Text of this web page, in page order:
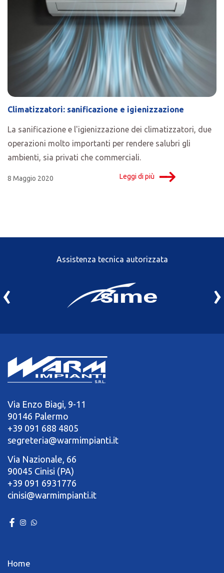
Climatizzatori: sanificazione e igienizzazione
La sanificazione e l'igienizzazione dei climatizzatori, due
operazioni molto importanti per rendere salubri gli
ambienti, sia privati che commerciali.
8 Maggio 2020 Leggi di più
Assistenza tecnica autorizzata
‹ ›
Via Enzo Biagi, 9-11
90146 Palermo
+39 091 688 4805
segreteria@warmimpianti.it
Via Nazionale, 66
90045 Cinisi (PA)
+39 091 6931776
cinisi@warmimpianti.it
Home